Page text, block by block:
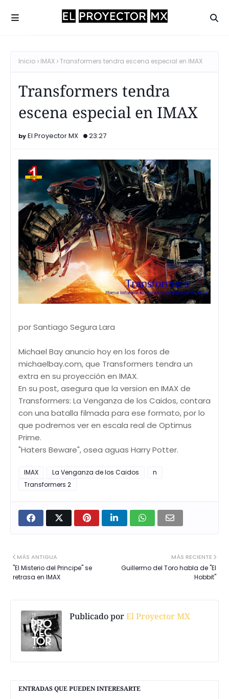
Inicio IMAX Transformers tendra escena especial en IMAX
Transformers tendra
escena especial en IMAX
El Proyector MX 23:27
por Santiago Segura Lara
Michael Bay anuncio hoy en los foros de
michaelbay.com, que Transformers tendra un
extra en su proyección en IMAX.
En su post, asegura que la version en IMAX de
Transformers: La Venganza de los Caidos, contara
con una batalla filmada para ese formato, por lo
que podremos ver en escala real de Optimus
Prime.
"Haters Beware", osea aguas Harry Potter.
IMAX La Venganza de los Caidos
n
Transformers 2
MÁS RECIENTE
Guillermo del Toro habla de "El
Hobbit"
MÁS ANTIGUA
"El Misterio del Principe" se
retrasa en IMAX
Publicado porEl Proyector MX
ENTRADAS QUE PUEDEN INTERESARTE